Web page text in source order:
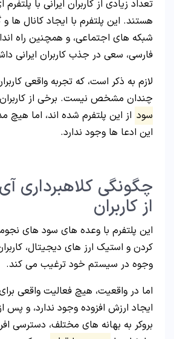
تعداد زیادی از کاربران ایرانی با
هستند. این پلتفرم با ایجاد کانال ها
شبکه های اجتماعی، و همچنین راه
فارسی، سعی در جذب کاربران ایرانی
لازم به ذکر است، که تجربه واقعی
چندان مشخص نیست. برخی از کاربران
سود از این پلتفرم شده اند، اما
این ادعا ها وجود ندارد.
چگونگی کلاهبرداری
از کاربران
این پلتفرم با وعده های سود های
کردن و استیک ارز های دیجیتال،
وجوه در سیستم خود ترغیب می کند.
اما در واقعیت، هیچ فعالیت واقعی
ایجاد ارزش افزوده وجود ندارد، و
بروکر به بهانه های مختلف، دسترسی